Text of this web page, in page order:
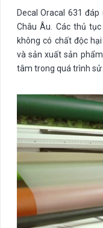
Decal Oracal 631
Châu Âu. Các thủ
không có chất độc
và sản xuất sản
tâm trong quá trình sử